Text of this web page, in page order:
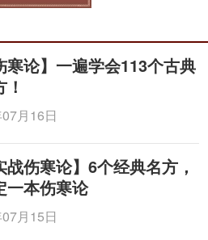
药管理局、国家林业和草原
民主同盟湖北省委员会、湖
神农架林区人民政府联合举
神农氏
察、药膳品鉴、顾问座谈、
内容。
寒论】一遍学会113个古典
月16日
战伤寒论】6个经典名方，
一本伤寒论
月15日